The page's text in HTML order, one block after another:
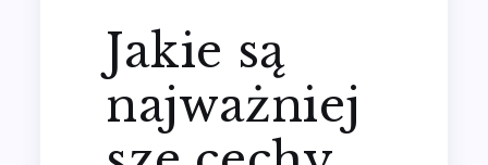
Jakie są
najważniej